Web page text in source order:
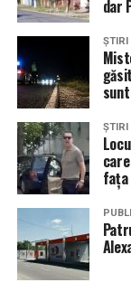
dar
ȘTIRI
ȘTIRI
fața